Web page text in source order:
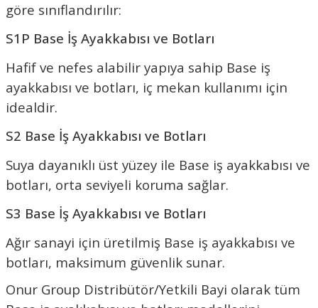
göre sınıflandırılır:
S1P Base İş Ayakkabısı ve Botları
Hafif ve nefes alabilir yapıya sahip Base iş
ayakkabısı ve botları, iç mekan kullanımı için
idealdir.
S2 Base İş Ayakkabısı ve Botları
Suya dayanıklı üst yüzey ile Base iş ayakkabısı ve
botları, orta seviyeli koruma sağlar.
S3 Base İş Ayakkabısı ve Botları
Ağır sanayi için üretilmiş Base iş ayakkabısı ve
botları, maksimum güvenlik sunar.
Onur Group Distribütör/Yetkili Bayi olarak tüm